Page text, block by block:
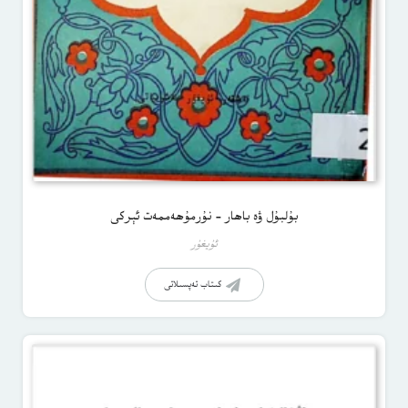
بۇلبۇل ۋە باھار – نۇرمۇھەممەت ئېركى
ئۇيغۇر
كىتاب تەپسىلاتى